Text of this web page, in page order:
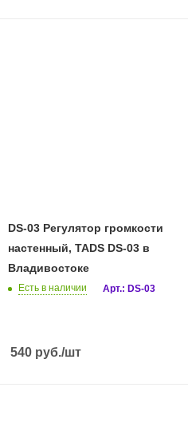
DS-03 Регулятор громкости
настенный, TADS DS-03 в
Владивостоке
Есть в наличии Арт.: DS-03
540 руб./шт